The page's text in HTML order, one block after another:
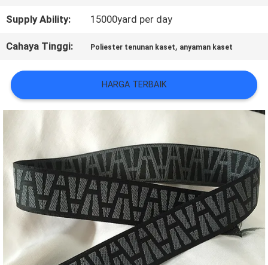
KASUS
VR
SHOW
SITEMAP
KEBIJAKAN
PRIVASI
Supply Ability: 15000yard per day
Cahaya Tinggi: Poliester tenunan kaset, anyaman kaset
HARGA TERBAIK